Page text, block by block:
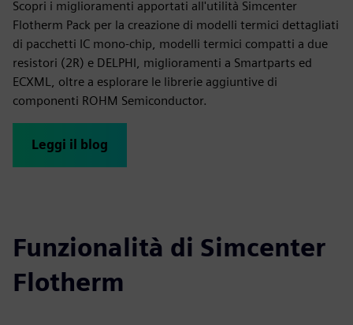
Scopri i miglioramenti apportati all'utilità Simcenter
Flotherm Pack per la creazione di modelli termici dettagliati
di pacchetti IC mono-chip, modelli termici compatti a due
resistori (2R) e DELPHI, miglioramenti a Smartparts ed
ECXML, oltre a esplorare le librerie aggiuntive di
componenti ROHM Semiconductor.
Leggi il blog
Funzionalità di Simcenter
Flotherm